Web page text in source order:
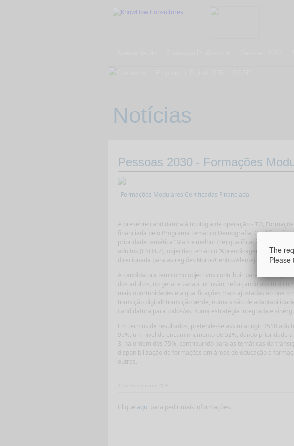
Notícias
Pessoas 2030 - Formações
Formações Modulares Certificadas Financiada
A presente candidatura à tipologia de operação - TO,
financiada pelo Programa Temático Demografia, Qualificações
prioridade temática “Mais e melhor (re) qualificação de adultos
adultos (ESO4.7), objectivo temático “Aprendizagem ao longo
direcionada para as regiões Norte/Centro/Alentejo, período
A candidatura tem como objectivos contribuir para a elevação
dos adultos, no geral e para a inclusão, reforçando assim a
mais oportunidades e a qualificações mais ajustadas ao que o
transição digital/ transição verde, numa visão de
candidatura para todos/as, numa estratégia integrada e
Em termos de resultados, pretende-se assim atingir 3518
95%; um nível de encaminhamento de 52%, dando prioridade
3, na ordem dos 75%, contribuindo para as temáticas da
disponibilização de formações em áreas de educação e
outras.
Clique aqui para pedir mais informações.
The
Please